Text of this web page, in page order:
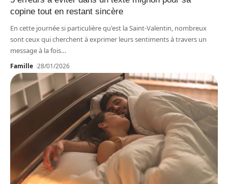
copine tout en restant sincère
En cette journée si particulière qu'est la Saint-Valentin, nombreux
sont ceux qui cherchent à exprimer leurs sentiments à travers un
message à la fois…
Famille 28/01/2026